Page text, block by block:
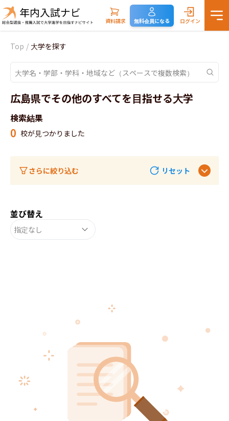
資料請求 無料会員になる ログイン
Top / 大学を探す
広島県でその他のすべてを目指せる大学
検索結果
0 校が見つかりました
さらに絞り込む リセット
並び替え
指定なし